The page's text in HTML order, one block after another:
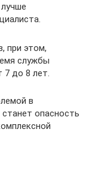
при этом,
службы
7 до 8 лет.
в
опасность